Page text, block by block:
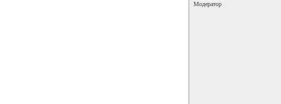
Модератор